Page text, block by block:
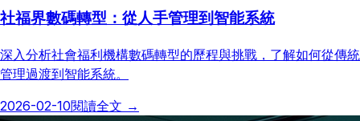
社福界數碼轉型：從人手管理到智能系統
深入分析社會福利機構數碼轉型的歷程與挑戰，了解如何從傳統
管理過渡到智能系統。
2026-02-10閱讀全文 →